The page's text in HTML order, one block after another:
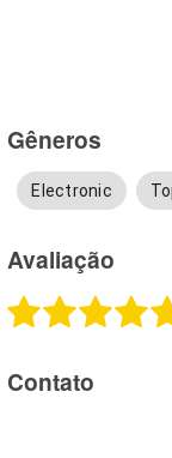
Gêneros
Electronic
Avaliação
Contato